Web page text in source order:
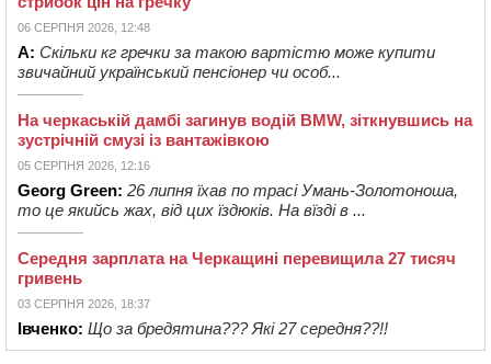
06 СЕРПНЯ 2026, 12:48
А: Скільки кг гречки за такою вартістю може купити
звичайний український пенсіонер чи особ...
На черкаській дамбі загинув водій BMW, зіткнувшись на
зустрічній смузі із вантажівкою
05 СЕРПНЯ 2026, 12:16
Georg Green: 26 липня їхав по трасі Умань-Золотоноша,
то це якийсь жах, від цих їздюків. На вїзді в ...
Середня зарплата на Черкащині перевищила 27 тисяч
гривень
03 СЕРПНЯ 2026, 18:37
Івченко: Що за бредятина??? Які 27 середня??!!